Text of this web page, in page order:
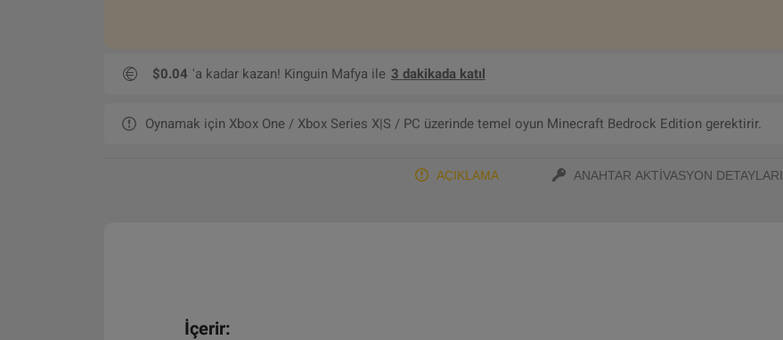
$0.04 'a kadar kazan! Kinguin Mafya ile 3 dakikada katıl
Oynamak için Xbox One / Xbox Series X|S / PC üzerinde temel oyun Minecraft Bedrock Edition gerektirir.
AÇIKLAMA ANAHTAR AKTIVASYON DETAYLARI
İçerir: